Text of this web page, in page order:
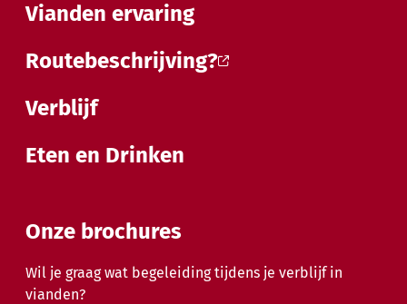
Vianden ervaring
Routebeschrijving?
Verblijf
Eten en Drinken
Onze brochures
Wil je graag wat begeleiding tijdens je verblijf in
vianden?